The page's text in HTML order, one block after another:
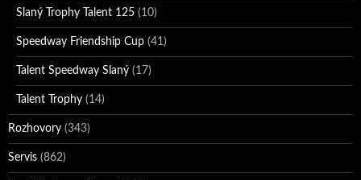
Slaný Trophy Talent 125 (10)
Speedway Friendship Cup (41)
Talent Speedway Slaný (17)
Talent Trophy (14)
Rozhovory (343)
Servis (862)